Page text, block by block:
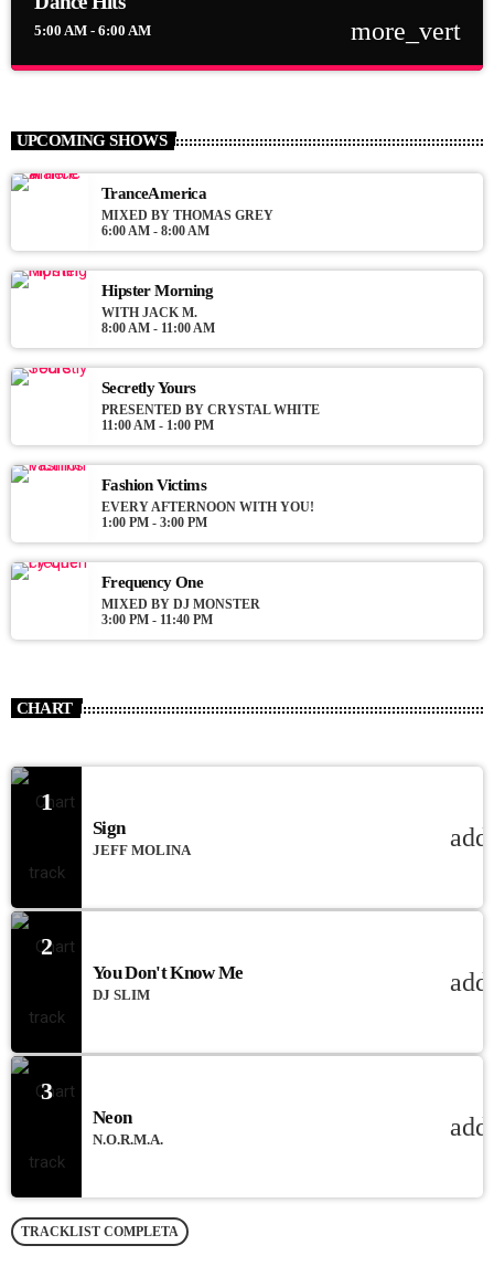
5:00 AM - 6:00 AM more_vert
For every Show page the timetable is auomatically generated
from the schedule, and you can set automatic carousels of
Podcasts, Articles and Charts by simply choosing a category.
Curabitur id lacus felis. Sed justo mauris, auctor eget tellus nec,
justo. Aliquam semper faucibus odio id varius. Suspendisse
varius laoreet sodales.
UPCOMING SHOWS
TranceAmerica
MIXED BY THOMAS GREY
6:00 AM - 8:00 AM
Hipster Morning
WITH JACK M.
8:00 AM - 11:00 AM
Secretly Yours
PRESENTED BY CRYSTAL WHITE
11:00 AM - 1:00 PM
Fashion Victims
EVERY AFTERNOON WITH YOU!
1:00 PM - 3:00 PM
Frequency One
MIXED BY DJ MONSTER
3:00 PM - 11:40 PM
CHART
1
Sign
JEFF MOLINA
2
You Don't Know Me
DJ SLIM
3
Neon
N.O.R.M.A.
TRACKLIST COMPLETA